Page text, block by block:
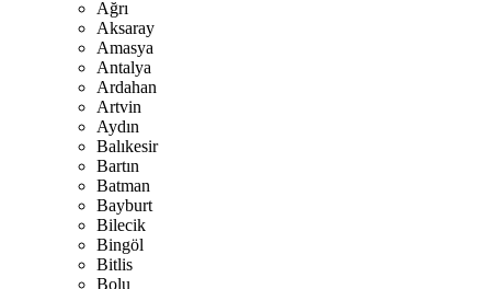
Ağrı
Aksaray
Amasya
Antalya
Ardahan
Artvin
Aydın
Balıkesir
Bartın
Batman
Bayburt
Bilecik
Bingöl
Bitlis
Bolu